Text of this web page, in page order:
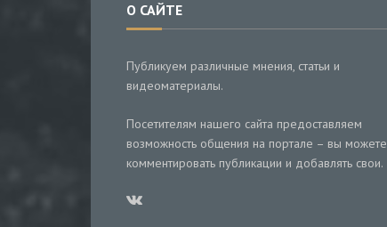
О САЙТЕ
Публикуем различные мнения, статьи и
видеоматериалы.
Посетителям нашего сайта предоставляем
возможность общения на портале – вы можете
комментировать публикации и добавлять свои.